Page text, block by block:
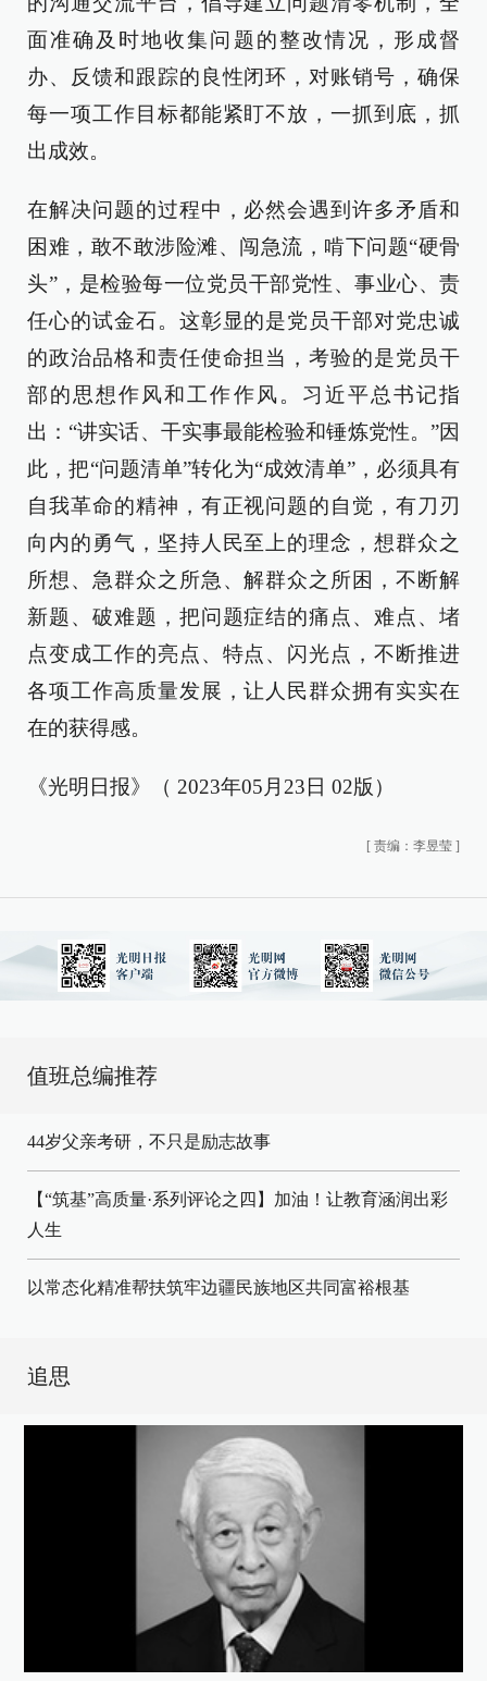
面准确及时地收集问题的整改情况，形成督
办、反馈和跟踪的良性闭环，对账销号，确保
每一项工作目标都能紧盯不放，一抓到底，抓
出成效。
在解决问题的过程中，必然会遇到许多矛盾和
困难，敢不敢涉险滩、闯急流，啃下问题“硬骨
头”，是检验每一位党员干部党性、事业心、责
任心的试金石。这彰显的是党员干部对党忠诚
的政治品格和责任使命担当，考验的是党员干
部的思想作风和工作作风。习近平总书记指
出：“讲实话、干实事最能检验和锤炼党性。”因
此，把“问题清单”转化为“成效清单”，必须具有
自我革命的精神，有正视问题的自觉，有刀刃
向内的勇气，坚持人民至上的理念，想群众之
所想、急群众之所急、解群众之所困，不断解
新题、破难题，把问题症结的痛点、难点、堵
点变成工作的亮点、特点、闪光点，不断推进
各项工作高质量发展，让人民群众拥有实实在
在的获得感。
《光明日报》（ 2023年05月23日 02版）
[ 责编：李昱莹 ]
值班总编推荐
44岁父亲考研，不只是励志故事
【“筑基”高质量·系列评论之四】加油！让教育涵润出彩
人生
以常态化精准帮扶筑牢边疆民族地区共同富裕根基
追思